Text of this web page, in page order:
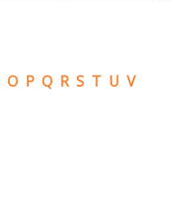
O P Q R S T U V